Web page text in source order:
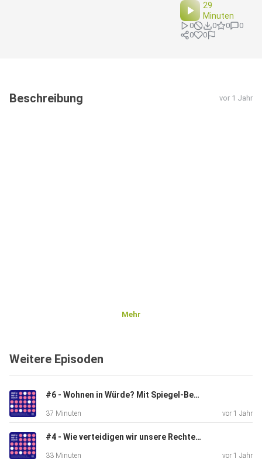
29
Minuten
0 0 0
0
0
0
Beschreibung vor 1 Jahr
Mehr
Weitere Episoden
#6 - Wohnen in Würde? Mit Spiegel-Bestseller Autor und Aktivist Dominik Bloh
37 Minuten vor 1 Jahr
#4 - Wie verteidigen wir unsere Rechte? Mit Kelly Laubinger, ​​Geschäftsführerin der Sinti Union Schleswig-Holstein
33 Minuten vor 1 Jahr